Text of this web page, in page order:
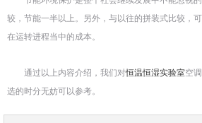
较，节能一半以上。另外，与以往的拼装式比较，
在运转进程当中的成本。
通过以上内容介绍，我们对恒温恒湿实验室空
选的时分无妨可以参考。